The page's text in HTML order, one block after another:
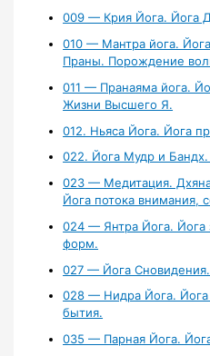
009 — Крия Йога. Йога
010 — Мантра йога.
Праны. Порождение
011 — Пранаяма йога.
Жизни Высшего Я.
012. Ньяса Йога. Йога
022. Йога Мудр и
023 — Медитация.
Йога потока внимания,
024 — Янтра Йога. Йога
форм.
027 — Йога
028 — Нидра Йога. Йога
бытия.
035 — Парная Йога.